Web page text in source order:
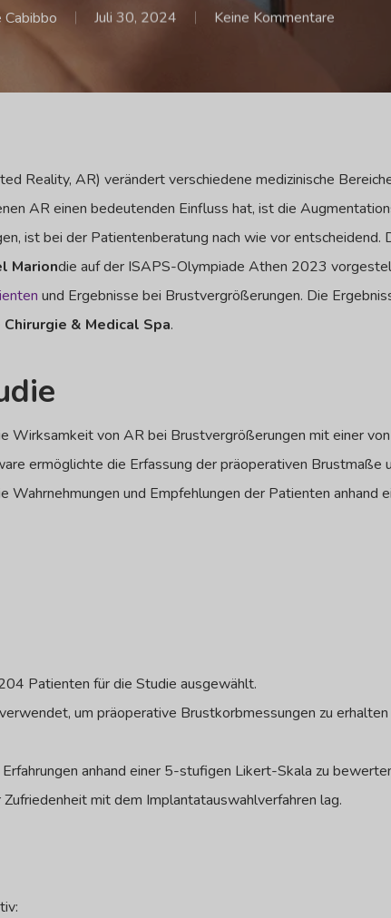
Cabibbo Juli 30, 2024 Keine Kommentare
Reality, AR) verändert verschiedene medizinische
AR einen bedeutenden Einfluss hat, ist die
ist bei der Patientenberatung nach wie vor
Mariondie auf der ISAPS-Olympiade Athen 2023
und Ergebnisse bei Brustvergrößerungen. Die
& Medical Spa.
Wirksamkeit von AR bei Brustvergrößerungen mit einer
ermöglichte die Erfassung der präoperativen Brustmaße
Wahrnehmungen und Empfehlungen der Patienten anhand
Patienten für die Studie ausgewählt.
um präoperative Brustkorbmessungen zu
anhand einer 5-stufigen Likert-Skala zu
mit dem Implantatauswahlverfahren lag.